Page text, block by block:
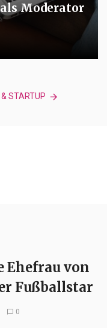
Moderator
STARTUP
Ehefrau von
Fußballstar
0